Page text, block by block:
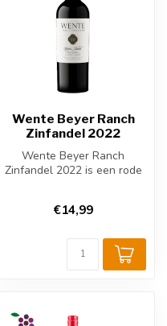
Wente Beyer Ranch
Zinfandel 2022
Wente Beyer Ranch
Zinfandel 2022 is een rode
€14,99